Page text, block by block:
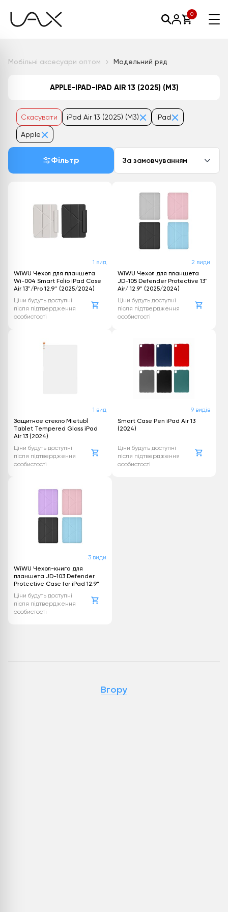
0
Мобільні аксесуари оптом Модельний ряд
APPLE-IPAD-IPAD AIR 13 (2025) (М3)
Скасувати iPad Air 13 (2025) (М3) iPad
Apple
Фільтр За замовчуванням
1 вид
WiWU Чехол для планшета
Wi-004 Smart Folio iPad Case
Air 13"/Pro 12.9'' (2025/2024)
Ціни будуть доступні
після підтвердження
особистості
2 види
WiWU Чехол для планшета
JD-105 Defender Protective 13"
Air/ 12.9" (2025/2024)
Ціни будуть доступні
після підтвердження
особистості
1 вид
Защитное стекло Mietubl
Tablet Tempered Glass iPad
Air 13 (2024)
Ціни будуть доступні
після підтвердження
особистості
9 видів
Smart Case Pen iPad Air 13
(2024)
Ціни будуть доступні
після підтвердження
особистості
3 види
WiWU Чехол-книга для
планшета JD-103 Defender
Protective Case for iPad 12.9"
Ціни будуть доступні
після підтвердження
особистості
Вгору